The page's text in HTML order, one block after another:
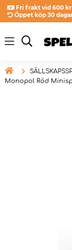
Fri frakt vid 600 kr
Öppet köp 30

Monopol Röd